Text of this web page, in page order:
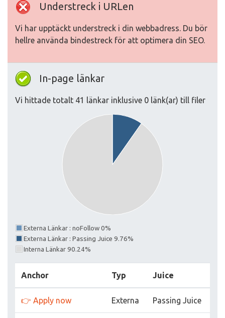
Understreck i URLen
Vi har upptäckt understreck i din webbadress. Du bör
hellre använda bindestreck för att optimera din SEO.
In-page länkar
Vi hittade totalt 41 länkar inklusive 0 länk(ar) till filer
Externa Länkar : noFollow 0%
Externa Länkar : Passing Juice 9.76%
Interna Länkar 90.24%
Anchor Typ Juice
👉 Apply now Externa Passing Juice